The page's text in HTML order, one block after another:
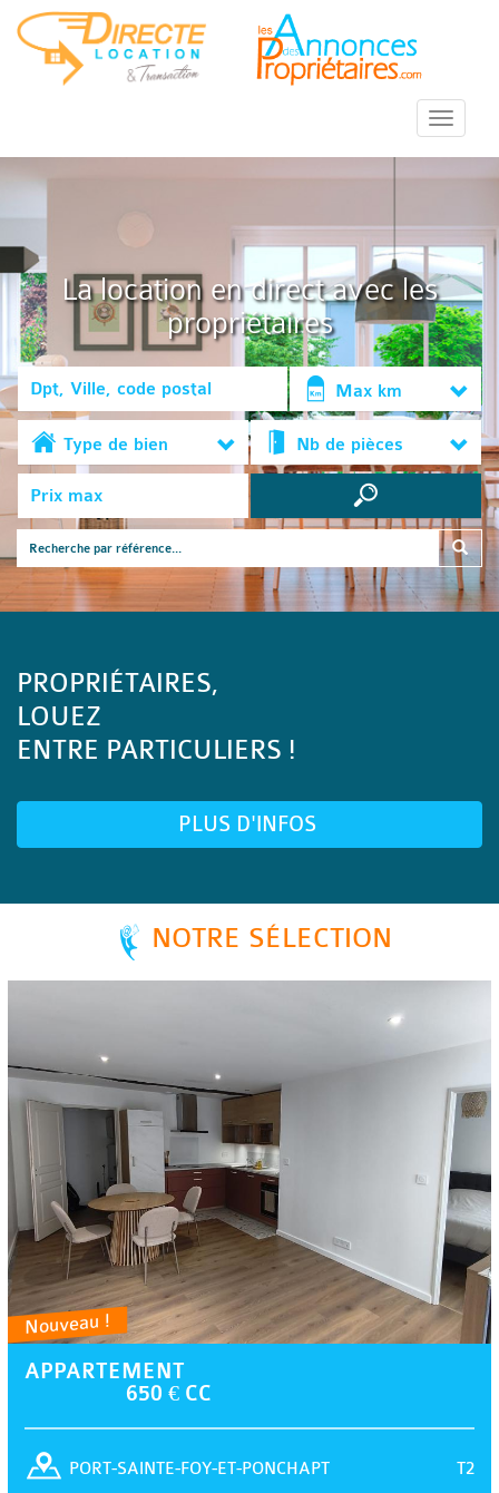
::Menu::
La location en direct avec les
propriétaires
Max km
Type de bien Nb de pièces
PROPRIÉTAIRES,
LOUEZ
ENTRE PARTICULIERS !
PLUS D'INFOS
NOTRE SÉLECTION
Nouveau !
APPARTEMENT
650 € CC
T2
PORT-SAINTE-FOY-ET-PONCHAPT